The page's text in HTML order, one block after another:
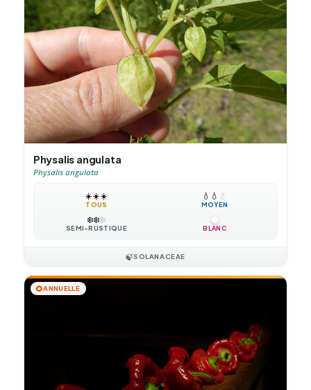
Physalis angulata
Physalis angulata
☀️☀️☀️
TOUS
💧 💧 💧
MOYEN
❄️❄️❄️
SEMI-RUSTIQUE BLANC
🍃SOLANACEAE
🌻ANNUELLE